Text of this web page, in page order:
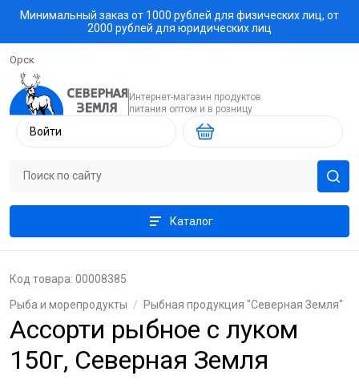
Минимальный заказ от 1000 рублей для физических лиц, от
2000 рублей для юридических лиц
Орск
Интернет-магазин продуктов
питания оптом и в розницу
Войти
Каталог
Рыба и морепродукты / Рыбная продукция "Северная Земля"
Ассорти рыбное с луком
150г, Северная Земля
Код товара: 00008385